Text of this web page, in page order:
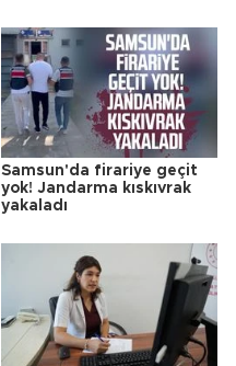
Samsun'da firariye geçit
yok! Jandarma kıskıvrak
yakaladı